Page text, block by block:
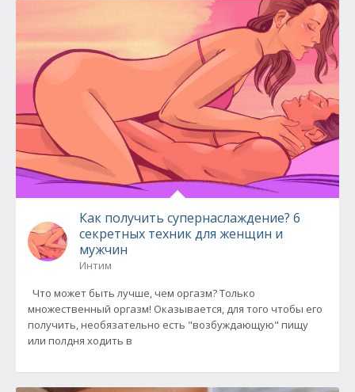
Как получить супернаслаждение? 6
секретных техник для женщин и
мужчин
Интим
Что может быть лучше, чем оргазм? Только
множественный оргазм! Оказывается, для того чтобы его
получить, необязательно есть "возбуждающую" пищу
или полдня ходить в